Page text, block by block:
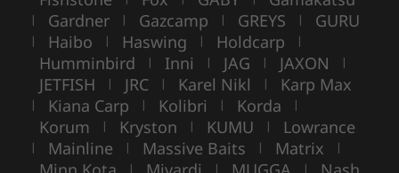
| Gardner | Gazcamp | GREYS | GURU
| Haibo | Haswing | Holdcarp |
Humminbird | Inni | JAG | JAXON |
JETFISH | JRC | Karel Nikl | Karp Max
| Kiana Carp | Kolibri | Korda |
Korum | Kryston | KUMU | Lowrance
| Mainline | Massive Baits | Matrix |
| | |